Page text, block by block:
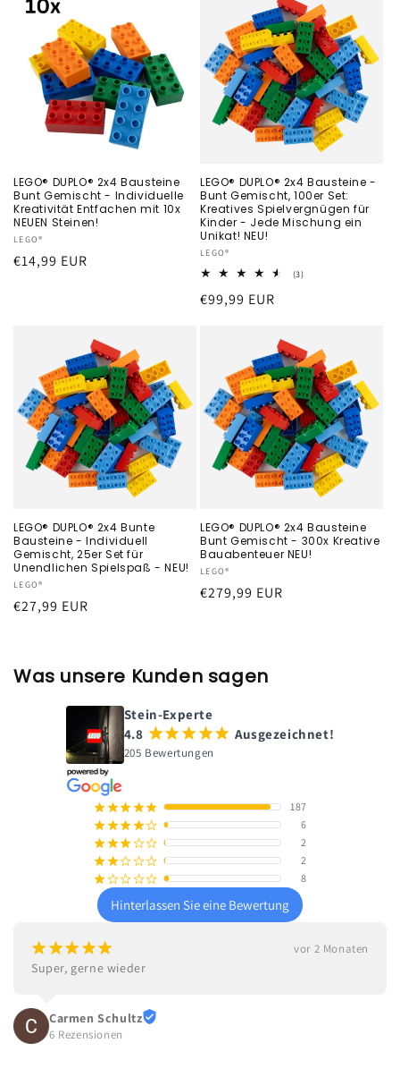
LEGO® DUPLO® 2x4 Bausteine
Bunt Gemischt - Individuelle
Kreativität Entfachen mit 10x
NEUEN Steinen!
Anbieter:
LEGO®
Normaler
€14,99 EUR
LEGO® DUPLO® 2x4 Bausteine -
Bunt Gemischt, 100er Set:
Kreatives Spielvergnügen für
Kinder - Jede Mischung ein
Unikat! NEU!
Anbieter:
LEGO®
(3)3
Normaler
€99,99 EUR
LEGO® DUPLO® 2x4 Bunte
Bausteine - Individuell
Gemischt, 25er Set für
Unendlichen Spielspaß - NEU!
Anbieter:
LEGO®
Normaler
€27,99 EUR
LEGO® DUPLO® 2x4 Bausteine
Bunt Gemischt - 300x Kreative
Bauabenteuer NEU!
Anbieter:
LEGO®
Normaler
€279,99 EUR
Was unsere Kunden sagen
Stein-Experte
4.8 ¡¡¡¡¡ Ausgezeichnet!
205 Bewertungen
¡¡¡¡¡ 187
¡¡¡¡¢ 6
¡¡¡¢¢ 2
¡¡¢¢¢ 2
¡¢¢¢¢ 8
Hinterlassen Sie eine Bewertung
¡¡¡¡¡ vor 2 Monaten
Super, gerne wieder
Carmen Schultz
6 Rezensionen